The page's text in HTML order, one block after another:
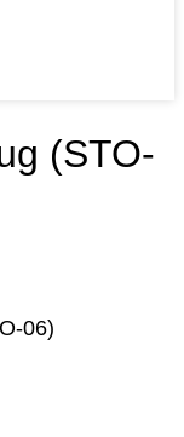
(STO-
06)